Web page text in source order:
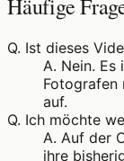
Häufige
Q. Ist dieses
A. Nein.
Fotografen
auf.
Q. Ich möchte
A. Auf der
ihre